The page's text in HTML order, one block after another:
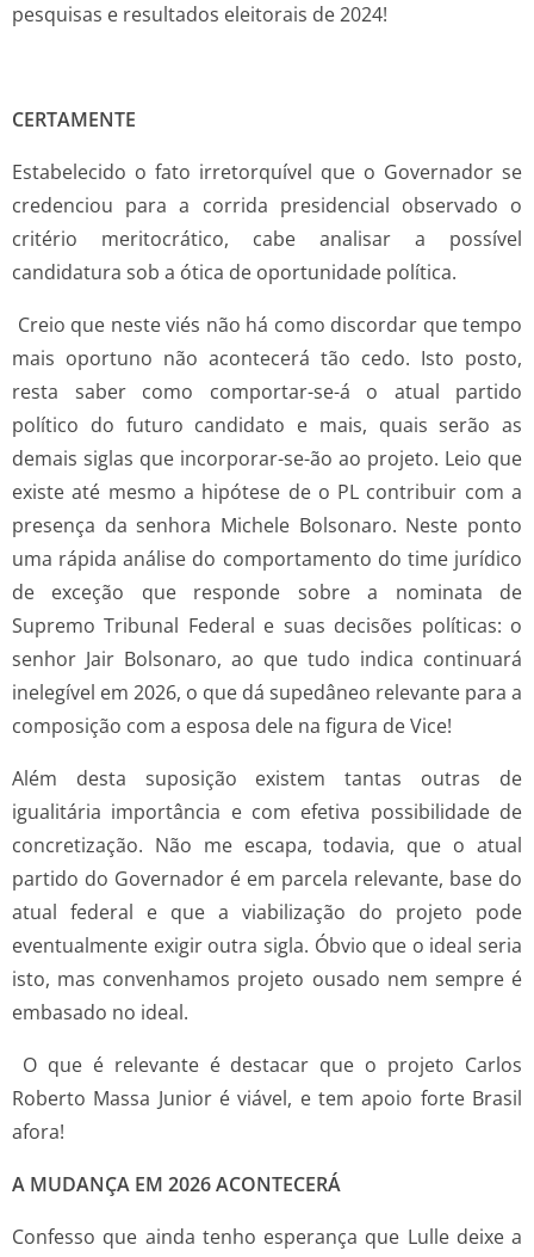
pesquisas e resultados eleitorais de 2024!
CERTAMENTE
Estabelecido o fato irretorquível que o Governador se
credenciou para a corrida presidencial observado o
critério meritocrático, cabe analisar a possível
candidatura sob a ótica de oportunidade política.
Creio que neste viés não há como discordar que tempo
mais oportuno não acontecerá tão cedo. Isto posto,
resta saber como comportar-se-á o atual partido
político do futuro candidato e mais, quais serão as
demais siglas que incorporar-se-ão ao projeto. Leio que
existe até mesmo a hipótese de o PL contribuir com a
presença da senhora Michele Bolsonaro. Neste ponto
uma rápida análise do comportamento do time jurídico
de exceção que responde sobre a nominata de
Supremo Tribunal Federal e suas decisões políticas: o
senhor Jair Bolsonaro, ao que tudo indica continuará
inelegível em 2026, o que dá supedâneo relevante para a
composição com a esposa dele na figura de Vice!
Além desta suposição existem tantas outras de
igualitária importância e com efetiva possibilidade de
concretização. Não me escapa, todavia, que o atual
partido do Governador é em parcela relevante, base do
atual federal e que a viabilização do projeto pode
eventualmente exigir outra sigla. Óbvio que o ideal seria
isto, mas convenhamos projeto ousado nem sempre é
embasado no ideal.
O que é relevante é destacar que o projeto Carlos
Roberto Massa Junior é viável, e tem apoio forte Brasil
afora!
A MUDANÇA EM 2026 ACONTECERÁ
Confesso que ainda tenho esperança que Lulle deixe a